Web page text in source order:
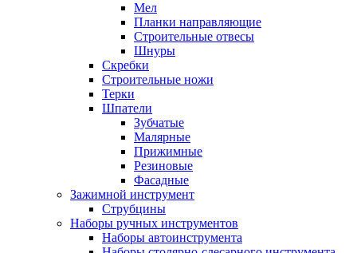
Мел
Планки направляющие
Строительные отвесы
Шнуры
Скребки
Строительные ножи
Терки
Шпатели
Зубчатые
Малярные
Прижимные
Резиновые
Фасадные
Зажимной инструмент
Струбцины
Наборы ручных инструментов
Наборы автоинструмента